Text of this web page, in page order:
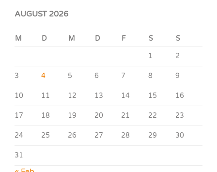
AUGUST 2026
M D M D F S S
1 2
3 4 5 6 7 8 9
10 11 12 13 14 15 16
17 18 19 20 21 22 23
24 25 26 27 28 29 30
31